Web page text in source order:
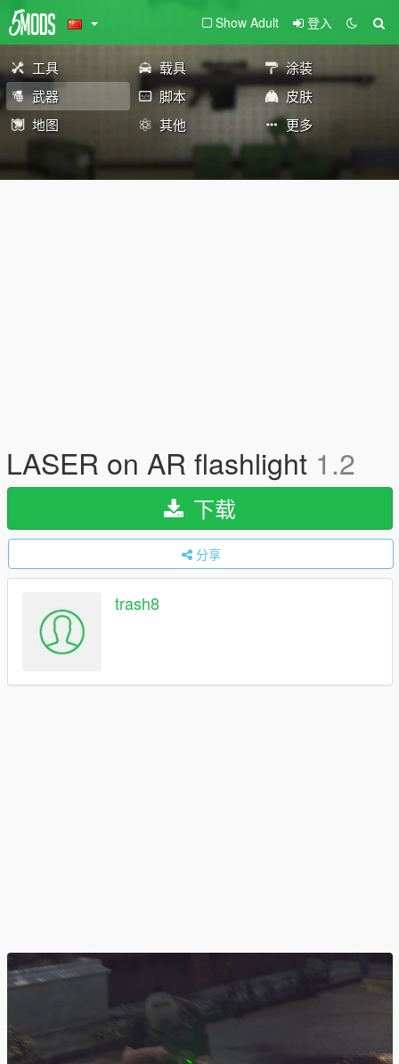
Show Adult 登入
工具 载具
涂装
武器
脚本
皮肤
地图
其他 更多
LASER on AR flashlight 1.2
下载
分享
trash8